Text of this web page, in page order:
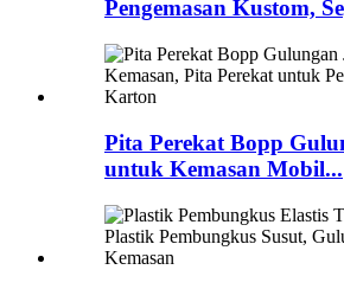
Pengemasan Kustom,
Pita Perekat Bopp
untuk Kemasan Mobil...